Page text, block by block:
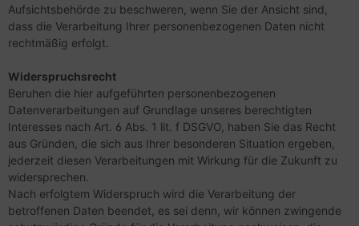
Aufsichtsbehörde zu beschweren, wenn Sie der Ansicht sind,
dass die Verarbeitung Ihrer personenbezogenen Daten nicht
rechtmäßig erfolgt.
Widerspruchsrecht
Beruhen die hier aufgeführten personenbezogenen
Datenverarbeitungen auf Grundlage unseres berechtigten
Interesses nach Art. 6 Abs. 1 lit. f DSGVO, haben Sie das Recht
aus Gründen, die sich aus Ihrer besonderen Situation ergeben,
jederzeit diesen Verarbeitungen mit Wirkung für die Zukunft zu
widersprechen.
Nach erfolgtem Widerspruch wird die Verarbeitung der
betroffenen Daten beendet, es sei denn, wir können zwingende